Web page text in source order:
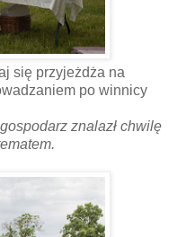
się przyjeżdża na
po winnicy
znalazł chwilę